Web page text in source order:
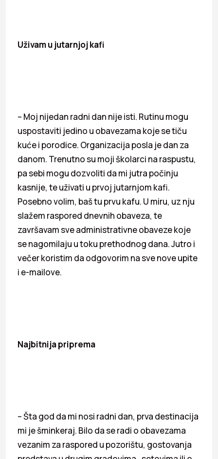
Uživam u jutarnjoj kafi
– Moj nijedan radni dan nije isti. Rutinu mogu
uspostaviti jedino u obavezama koje se tiču
kuće i porodice. Organizacija posla je dan za
danom. Trenutno su moji školarci na raspustu,
pa sebi mogu dozvoliti da mi jutra počinju
kasnije, te uživati u prvoj jutarnjom kafi.
Posebno volim, baš tu prvu kafu. U miru, uz nju
slažem raspored dnevnih obaveza, te
završavam sve administrativne obaveze koje
se nagomilaju u toku prethodnog dana. Jutro i
večer koristim da odgovorim na sve nove upite
i e-mailove.
Najbitnija priprema
– Šta god da mi nosi radni dan, prva destinacija
mi je šminkeraj. Bilo da se radi o obavezama
vezanim za raspored u pozorištu, gostovanja